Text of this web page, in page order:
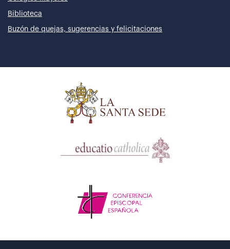
Biblioteca
Buzón de quejas, sugerencias y felicitaciones